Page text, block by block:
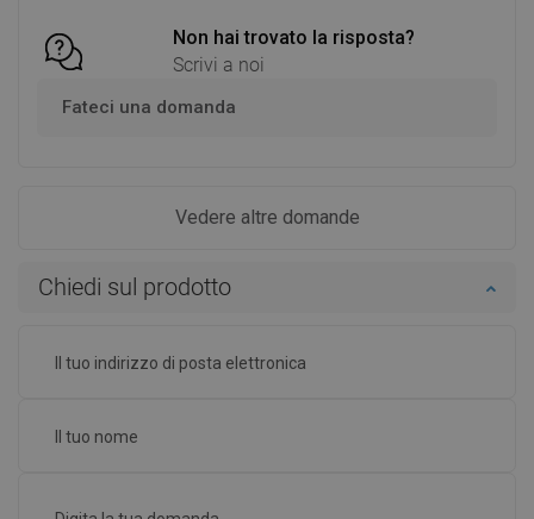
Non hai trovato la risposta?
Scrivi a noi
Fateci una domanda
Vedere altre domande
Chiedi sul prodotto